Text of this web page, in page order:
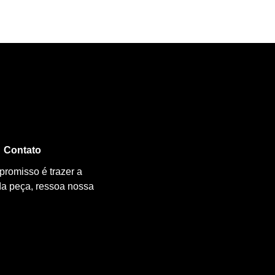
Contato
é trazer a
peça, ressoa nossa